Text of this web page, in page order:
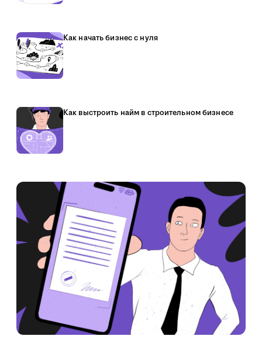
Как начать бизнес с нуля
Как выстроить найм в строительном бизнесе